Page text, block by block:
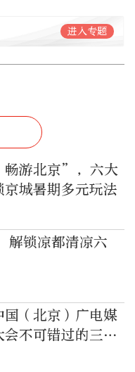
进入专题
畅游北京”，六大
京城暑期多元玩法
解锁凉都清凉六
国（北京）广电媒
不可错过的三个